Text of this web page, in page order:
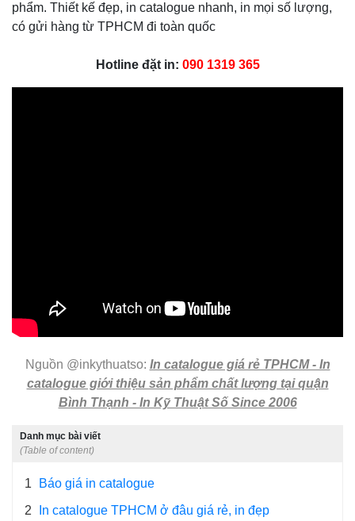
phẩm. Thiết kế đẹp, in catalogue nhanh, in mọi số lượng,
có gửi hàng từ TPHCM đi toàn quốc
Hotline đặt in: 090 1319 365
Nguồn @inkythuatso: In catalogue giá rẻ TPHCM - In
catalogue giới thiệu sản phẩm chất lượng tại quận
Bình Thạnh - In Kỹ Thuật Số Since 2006
Danh mục bài viết
(Table of content)
1
Báo giá in catalogue
2
In catalogue TPHCM ở đâu giá rẻ, in đẹp